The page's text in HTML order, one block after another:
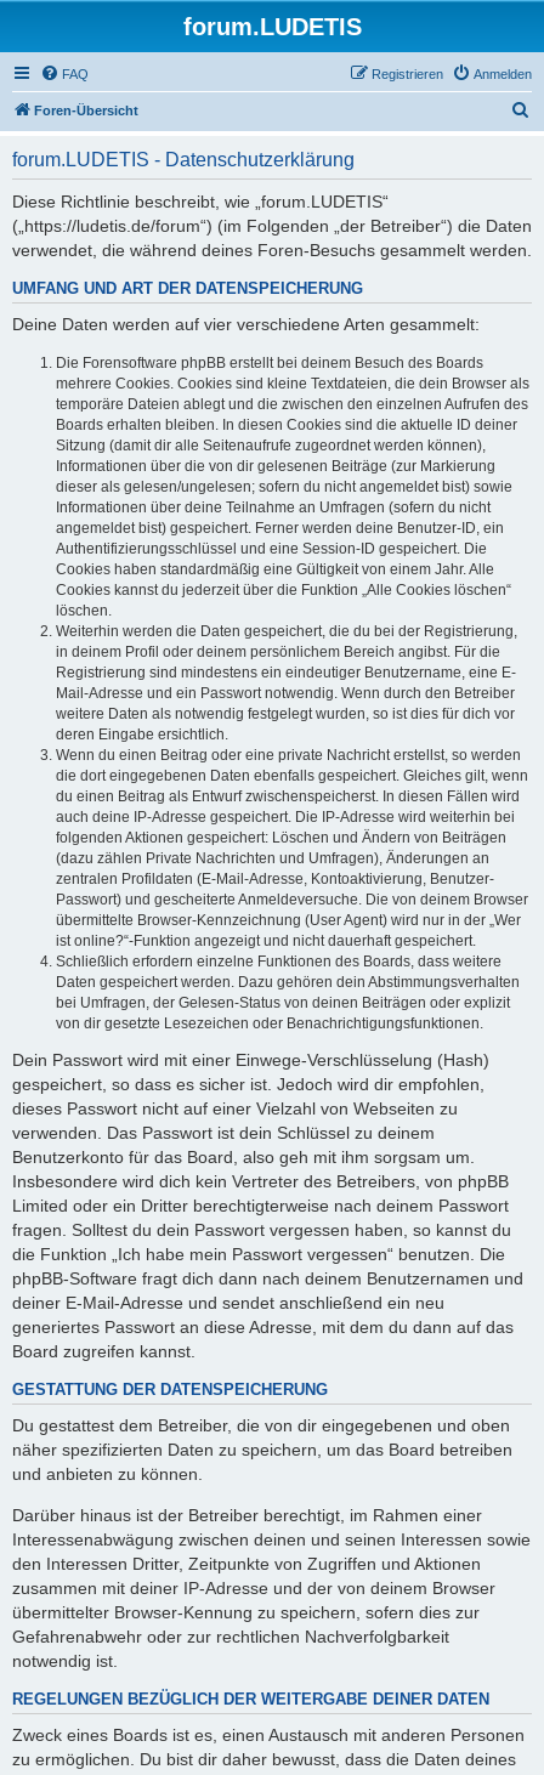
forum.LUDETIS
FAQ Anmelden
Registrieren
Foren-Übersicht
forum.LUDETIS - Datenschutzerklärung
Diese Richtlinie beschreibt, wie „forum.LUDETIS“
(„https://ludetis.de/forum“) (im Folgenden „der Betreiber“) die Daten
verwendet, die während deines Foren-Besuchs gesammelt werden.
UMFANG UND ART DER DATENSPEICHERUNG
Deine Daten werden auf vier verschiedene Arten gesammelt:
Die Forensoftware phpBB erstellt bei deinem Besuch des Boards
mehrere Cookies. Cookies sind kleine Textdateien, die dein Browser als
temporäre Dateien ablegt und die zwischen den einzelnen Aufrufen des
Boards erhalten bleiben. In diesen Cookies sind die aktuelle ID deiner
Sitzung (damit dir alle Seitenaufrufe zugeordnet werden können),
Informationen über die von dir gelesenen Beiträge (zur Markierung
dieser als gelesen/ungelesen; sofern du nicht angemeldet bist) sowie
Informationen über deine Teilnahme an Umfragen (sofern du nicht
angemeldet bist) gespeichert. Ferner werden deine Benutzer-ID, ein
Authentifizierungsschlüssel und eine Session-ID gespeichert. Die
Cookies haben standardmäßig eine Gültigkeit von einem Jahr. Alle
Cookies kannst du jederzeit über die Funktion „Alle Cookies löschen“
löschen.
Weiterhin werden die Daten gespeichert, die du bei der Registrierung,
in deinem Profil oder deinem persönlichem Bereich angibst. Für die
Registrierung sind mindestens ein eindeutiger Benutzername, eine E-
Mail-Adresse und ein Passwort notwendig. Wenn durch den Betreiber
weitere Daten als notwendig festgelegt wurden, so ist dies für dich vor
deren Eingabe ersichtlich.
Wenn du einen Beitrag oder eine private Nachricht erstellst, so werden
die dort eingegebenen Daten ebenfalls gespeichert. Gleiches gilt, wenn
du einen Beitrag als Entwurf zwischenspeicherst. In diesen Fällen wird
auch deine IP-Adresse gespeichert. Die IP-Adresse wird weiterhin bei
folgenden Aktionen gespeichert: Löschen und Ändern von Beiträgen
(dazu zählen Private Nachrichten und Umfragen), Änderungen an
zentralen Profildaten (E-Mail-Adresse, Kontoaktivierung, Benutzer-
Passwort) und gescheiterte Anmeldeversuche. Die von deinem Browser
übermittelte Browser-Kennzeichnung (User Agent) wird nur in der „Wer
ist online?“-Funktion angezeigt und nicht dauerhaft gespeichert.
Schließlich erfordern einzelne Funktionen des Boards, dass weitere
Daten gespeichert werden. Dazu gehören dein Abstimmungsverhalten
bei Umfragen, der Gelesen-Status von deinen Beiträgen oder explizit
von dir gesetzte Lesezeichen oder Benachrichtigungsfunktionen.
Dein Passwort wird mit einer Einwege-Verschlüsselung (Hash)
gespeichert, so dass es sicher ist. Jedoch wird dir empfohlen,
dieses Passwort nicht auf einer Vielzahl von Webseiten zu
verwenden. Das Passwort ist dein Schlüssel zu deinem
Benutzerkonto für das Board, also geh mit ihm sorgsam um.
Insbesondere wird dich kein Vertreter des Betreibers, von phpBB
Limited oder ein Dritter berechtigterweise nach deinem Passwort
fragen. Solltest du dein Passwort vergessen haben, so kannst du
die Funktion „Ich habe mein Passwort vergessen“ benutzen. Die
phpBB-Software fragt dich dann nach deinem Benutzernamen und
deiner E-Mail-Adresse und sendet anschließend ein neu
generiertes Passwort an diese Adresse, mit dem du dann auf das
Board zugreifen kannst.
GESTATTUNG DER DATENSPEICHERUNG
Du gestattest dem Betreiber, die von dir eingegebenen und oben
näher spezifizierten Daten zu speichern, um das Board betreiben
und anbieten zu können.
Darüber hinaus ist der Betreiber berechtigt, im Rahmen einer
Interessenabwägung zwischen deinen und seinen Interessen sowie
den Interessen Dritter, Zeitpunkte von Zugriffen und Aktionen
zusammen mit deiner IP-Adresse und der von deinem Browser
übermittelter Browser-Kennung zu speichern, sofern dies zur
Gefahrenabwehr oder zur rechtlichen Nachverfolgbarkeit
notwendig ist.
REGELUNGEN BEZÜGLICH DER WEITERGABE DEINER DATEN
Zweck eines Boards ist es, einen Austausch mit anderen Personen
zu ermöglichen. Du bist dir daher bewusst, dass die Daten deines